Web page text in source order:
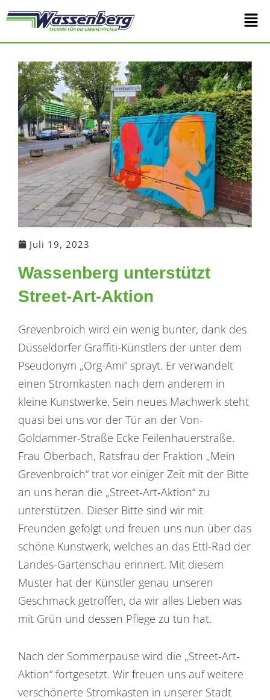
Inhalt
springen
Main
Juli 19, 2023
Wassenberg unterstützt
Street-Art-Aktion
Grevenbroich wird ein wenig bunter, dank des
Düsseldorfer Graffiti-Künstlers der unter dem
Pseudonym „Org-Ami“ sprayt. Er verwandelt
einen Stromkasten nach dem anderem in
kleine Kunstwerke. Sein neues Machwerk steht
quasi bei uns vor der Tür an der Von-
Goldammer-Straße Ecke Feilenhauerstraße.
Frau Oberbach, Ratsfrau der Fraktion „Mein
Grevenbroich“ trat vor einiger Zeit mit der Bitte
an uns heran die „Street-Art-Aktion“ zu
unterstützen. Dieser Bitte sind wir mit
Freunden gefolgt und freuen uns nun über das
schöne Kunstwerk, welches an das Ettl-Rad der
Landes-Gartenschau erinnert. Mit diesem
Muster hat der Künstler genau unseren
Geschmack getroffen, da wir alles Lieben was
mit Grün und dessen Pflege zu tun hat.
Nach der Sommerpause wird die „Street-Art-
Aktion“ fortgesetzt. Wir freuen uns auf weitere
verschönerte Stromkasten in unserer Stadt